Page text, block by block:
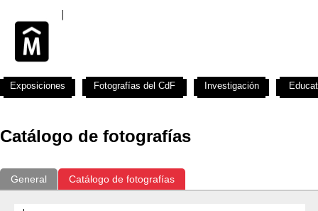
Catálogo de fotografías
General Catálogo de fotografías
Exposiciones Fotografías del CdF Investigación